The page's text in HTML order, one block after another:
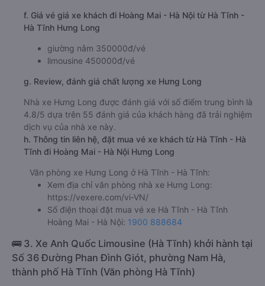
f. Giá vé giá xe khách đi Hoàng Mai - Hà Nội từ Hà Tĩnh -
Hà Tĩnh Hưng Long
giường nằm 350000đ/vé
limousine 450000đ/vé
g. Review, đánh giá chất lượng xe Hưng Long
Nhà xe Hưng Long được đánh giá với số điểm trung bình là
4.8/5 dựa trên 55 đánh giá của khách hàng đã trải nghiệm
dịch vụ của nhà xe này.
h. Thông tin liên hệ, đặt mua vé xe khách từ Hà Tĩnh - Hà
Tĩnh đi Hoàng Mai - Hà Nội Hưng Long
Văn phòng xe Hưng Long ở Hà Tĩnh - Hà Tĩnh:
Xem địa chỉ văn phòng nhà xe Hưng Long:
https://vexere.com/vi-VN/
Số điện thoại đặt mua vé xe Hà Tĩnh - Hà Tĩnh
Hoàng Mai - Hà Nội: 1900 888684
🚌 3. Xe Anh Quốc Limousine (Hà Tĩnh) khởi hành tại
Số 36 Đường Phan Đình Giót, phường Nam Hà,
thành phố Hà Tĩnh (Văn phòng Hà Tĩnh)